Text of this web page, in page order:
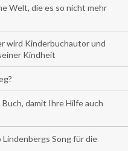
Welt, die es so nicht mehr
wird Kinderbuchautor und
Kindheit
damit Ihre Hilfe auch
Song für die